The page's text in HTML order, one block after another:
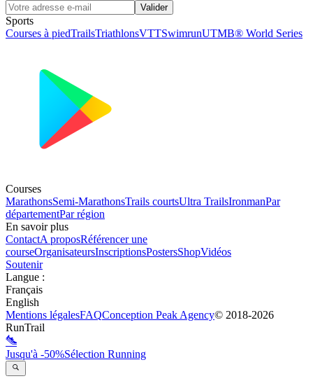
Valider
Sports
Courses à piedTrailsTriathlonsVTTSwimrunUTMB® World Series
Courses
MarathonsSemi-MarathonsTrails courtsUltra TrailsIronmanPar
départementPar région
En savoir plus
ContactA proposRéférencer une
courseOrganisateursInscriptionsPostersShopVidéos
Soutenir
Langue :
Français
English
Mentions légalesFAQConception Peak Agency© 2018-2026
RunTrail
Jusqu'à -50%Sélection Running